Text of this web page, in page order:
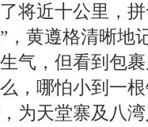
将近十公里，
，黄遵格清晰地
气，但看到包
，哪怕小到一
为天堂寨及八